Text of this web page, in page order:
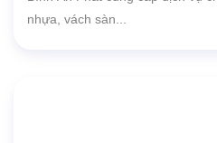
nhựa, vách sàn...